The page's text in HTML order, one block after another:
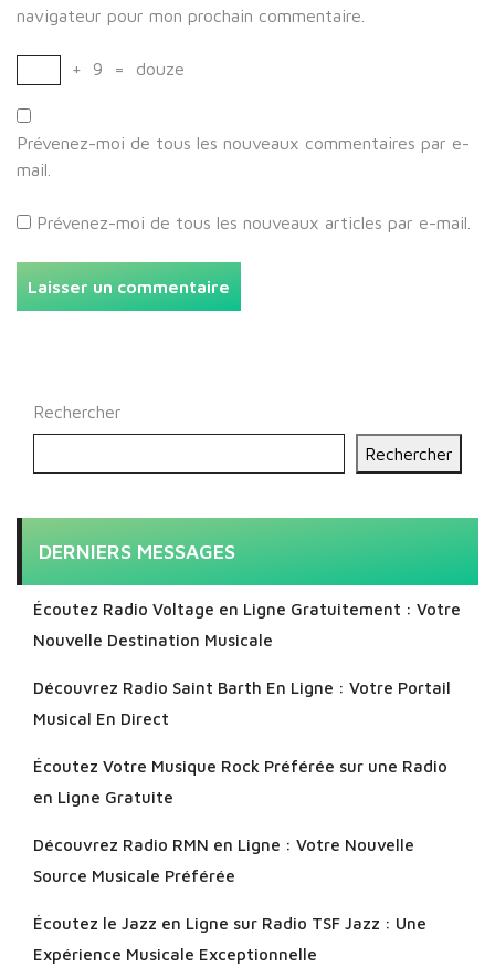
navigateur pour mon prochain commentaire.
+ 9 = douze
Prévenez-moi de tous les nouveaux commentaires par e-
mail.
Prévenez-moi de tous les nouveaux articles par e-mail.
Rechercher
Rechercher
DERNIERS MESSAGES
Écoutez Radio Voltage en Ligne Gratuitement : Votre
Nouvelle Destination Musicale
Découvrez Radio Saint Barth En Ligne : Votre Portail
Musical En Direct
Écoutez Votre Musique Rock Préférée sur une Radio
en Ligne Gratuite
Découvrez Radio RMN en Ligne : Votre Nouvelle
Source Musicale Préférée
Écoutez le Jazz en Ligne sur Radio TSF Jazz : Une
Expérience Musicale Exceptionnelle